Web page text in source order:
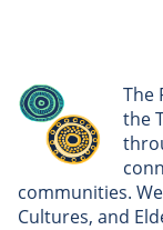
The
the
communities.
Cultures, and